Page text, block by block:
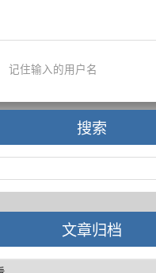
记住输入的用户名
搜索
文章归档